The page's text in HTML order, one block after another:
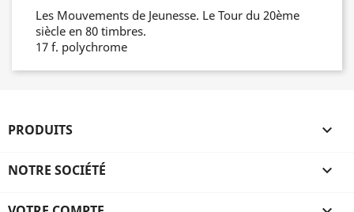
Les Mouvements de Jeunesse. Le Tour du 20ème
siècle en 80 timbres.
17 f. polychrome
PRODUITS 
NOTRE SOCIÉTÉ 